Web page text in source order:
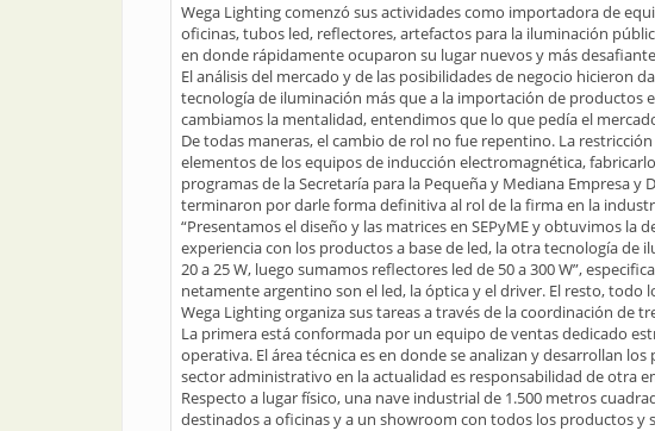
Wega Lighting comenzó sus actividades como importadora de
oficinas, tubos led, reflectores, artefactos para la iluminación
en donde rápidamente ocuparon su lugar nuevos y más
El análisis del mercado y de las posibilidades de negocio hicieron
tecnología de iluminación más que a la importación de productos
cambiamos la mentalidad, entendimos que lo que pedía el
De todas maneras, el cambio de rol no fue repentino. La
elementos de los equipos de inducción electromagnética,
programas de la Secretaría para la Pequeña y Mediana Empresa
terminaron por darle forma definitiva al rol de la firma en la
“Presentamos el diseño y las matrices en SEPyME y obtuvimos
experiencia con los productos a base de led, la otra tecnología de
20 a 25 W, luego sumamos reflectores led de 50 a 300 W”,
netamente argentino son el led, la óptica y el driver. El resto, todo
Wega Lighting organiza sus tareas a través de la coordinación de
La primera está conformada por un equipo de ventas dedicado
operativa. El área técnica es en donde se analizan y desarrollan
sector administrativo en la actualidad es responsabilidad de otra
Respecto a lugar físico, una nave industrial de 1.500 metros
destinados a oficinas y a un showroom con todos los productos y